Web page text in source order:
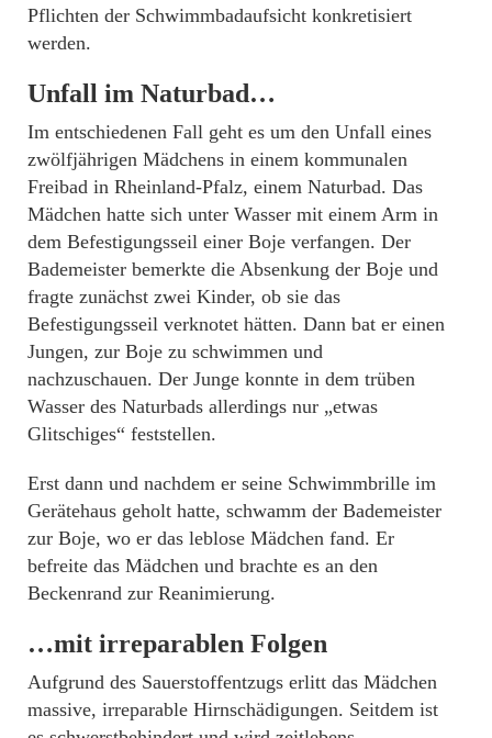
Pflichten der Schwimmbadaufsicht konkretisiert
werden.
Unfall im Naturbad…
Im entschiedenen Fall geht es um den Unfall eines
zwölfjährigen Mädchens in einem kommunalen
Freibad in Rheinland-Pfalz, einem Naturbad. Das
Mädchen hatte sich unter Wasser mit einem Arm in
dem Befestigungsseil einer Boje verfangen. Der
Bademeister bemerkte die Absenkung der Boje und
fragte zunächst zwei Kinder, ob sie das
Befestigungsseil verknotet hätten. Dann bat er einen
Jungen, zur Boje zu schwimmen und
nachzuschauen. Der Junge konnte in dem trüben
Wasser des Naturbads allerdings nur „etwas
Glitschiges“ feststellen.
Erst dann und nachdem er seine Schwimmbrille im
Gerätehaus geholt hatte, schwamm der Bademeister
zur Boje, wo er das leblose Mädchen fand. Er
befreite das Mädchen und brachte es an den
Beckenrand zur Reanimierung.
…mit irreparablen Folgen
Aufgrund des Sauerstoffentzugs erlitt das Mädchen
massive, irreparable Hirnschädigungen. Seitdem ist